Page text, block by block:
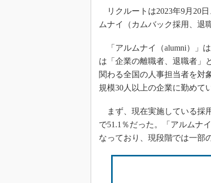
リクルートは2023年9月20
ムナイ（カムバック採用、退
「アルムナイ（alumni）」
は「企業の離職者、退職者」
関わる全国の人事担当者を対
規模30人以上の企業に勤めて
まず、現在実施している採
で51.1％だった。「アルムナ
なっており、現段階では一部